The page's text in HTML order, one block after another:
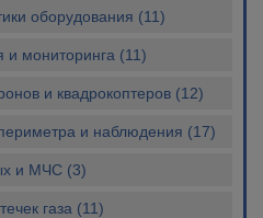
оборудования (11)
и мониторинга (11)
и квадрокоптеров (12)
и наблюдения (17)
и МЧС (3)
газа (11)